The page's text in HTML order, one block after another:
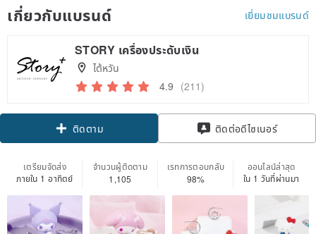
เกี่ยวกับแบรนด์ เยี่ยมชมแบรนด์
STORY เครื่องประดับเงิน
ไต้หวัน
4.9 (211)
ติดตาม ติดต่อดีไซเนอร์
เตรียมจัดส่ง
ภายใน 1 อาทิตย์
จำนวนผู้ติดตาม
1,105
เรทการตอบกลับ
98%
ออนไลน์ล่าสุด
ใน 1 วันที่ผ่านมา